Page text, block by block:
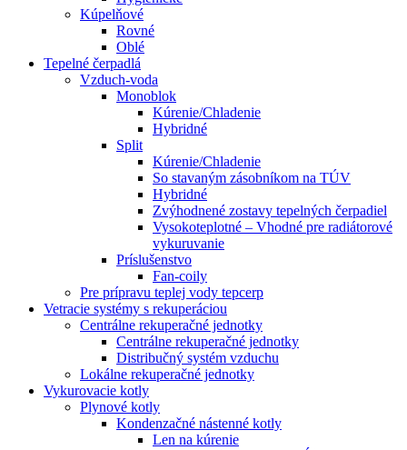
Kúpelňové
Rovné
Oblé
Tepelné čerpadlá
Vzduch-voda
Monoblok
Kúrenie/Chladenie
Hybridné
Split
Kúrenie/Chladenie
So stavaným zásobníkom na TÚV
Hybridné
Zvýhodnené zostavy tepelných čerpadiel
Vysokoteplotné – Vhodné pre radiátorové
vykuruvanie
Príslušenstvo
Fan-coily
Pre prípravu teplej vody tepcerp
Vetracie systémy s rekuperáciou
Centrálne rekuperačné jednotky
Centrálne rekuperačné jednotky
Distribučný systém vzduchu
Lokálne rekuperačné jednotky
Vykurovacie kotly
Plynové kotly
Kondenzačné nástenné kotly
Len na kúrenie